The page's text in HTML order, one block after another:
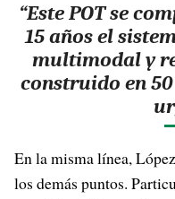
“Este POT se
15 años el
multimodal y
construido en
En la misma línea,
los demás puntos.